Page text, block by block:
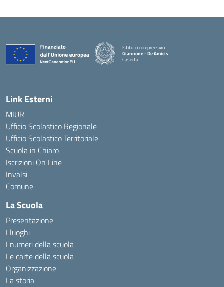
Istituto comprensivo
Giannone - De Amicis
Caserta
Link Esterni
MIUR
Ufficio Scolastico Regionale
Ufficio Scolastico Territoriale
Scuola in Chiaro
Iscrizioni On Line
Invalsi
Comune
La Scuola
Presentazione
I luoghi
I numeri della scuola
Le carte della scuola
Organizzazione
La storia